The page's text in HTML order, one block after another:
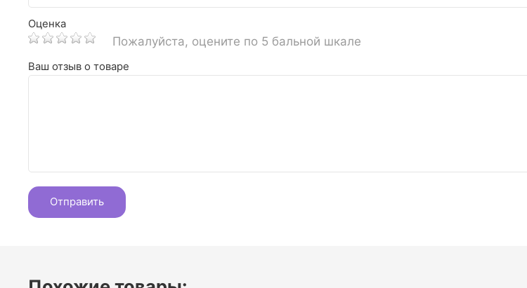
Оценка
Пожалуйста, оцените по 5 бальной шкале
Ваш отзыв о товаре